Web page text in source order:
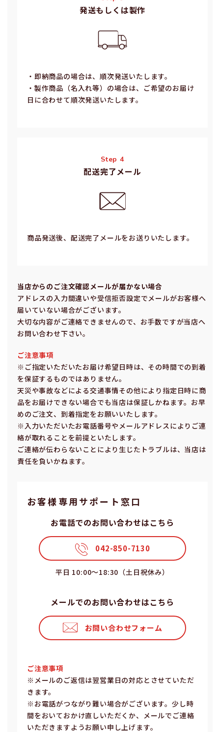
発送もしくは製作
・即納商品の場合は、順次発送いたします。
・製作商品（名⼊れ等）の場合は、ご希望のお届け
⽇に合わせて順次発送いたします。
Step 4
配送完了メール
商品発送後、配送完了メールをお送りいたします。
当店からのご注⽂確認メールが届かない場合
アドレスの⼊⼒間違いや受信拒否設定でメールがお客様へ
届いていない場合がございます。
⼤切な内容がご連絡できませんので、お⼿数ですが当店へ
お問い合わせ下さい。
ご注意事項
※ご指定いただいたお届け希望⽇時は、その時間での到着
を保証するものではありません。
天災や事故などによる交通事情その他により指定⽇時に商
品をお届けできない場合でも当店は保証しかねます。お早
めのご注⽂、到着指定をお願いいたします。
※⼊⼒いただいたお電話番号やメールアドレスによりご連
絡が取れることを前提といたします。
ご連絡が伝わらないことにより⽣じたトラブルは、当店は
責任を負いかねます。
お客様専⽤サポート窓⼝
お電話でのお問い合わせはこちら
042-850-7130
平⽇ 10:00〜18:30（⼟⽇祝休み）
メールでのお問い合わせはこちら
お問い合わせフォーム
ご注意事項
※メールのご返信は翌営業⽇の対応とさせていただ
きます。
※お電話がつながり難い場合がございます。少し時
間をおいておかけ直しいただくか、メールでご連絡
いただきますようお願い申し上げます。